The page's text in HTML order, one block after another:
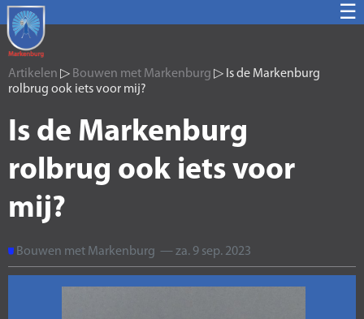
☰
Artikelen ▷ Bouwen met Markenburg ▷ Is de Markenburg
rolbrug ook iets voor mij?
Is de Markenburg
rolbrug ook iets voor
mij?
Bouwen met Markenburg — za. 9 sep. 2023